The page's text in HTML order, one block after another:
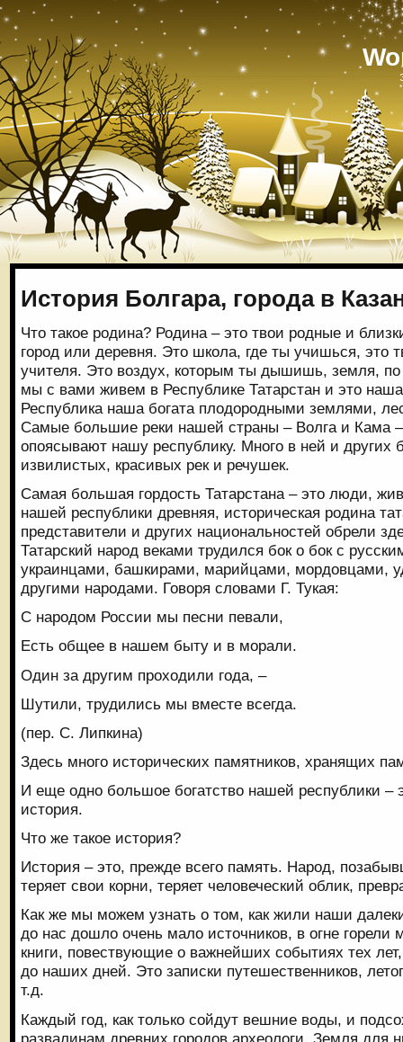
История Болгара, города в
Что такое родина? Родина – это твои родные и
город или деревня. Это школа, где ты учишься, это
учителя. Это воздух, которым ты дышишь, земля,
мы с вами живем в Республике Татарстан и это
Республика наша богата плодородными землями,
Самые большие реки нашей страны – Волга и Кама –
опоясывают нашу республику. Много в ней и
извилистых, красивых рек и речушек.
Самая большая гордость Татарстана – это люди,
нашей республики древняя, историческая родина
представители и других национальностей обрели
Татарский народ веками трудился бок о бок с
украинцами, башкирами, марийцами, мордовцами,
другими народами. Говоря словами Г. Тукая:
С народом России мы песни певали,
Есть общее в нашем быту и в морали.
Один за другим проходили года, –
Шутили, трудились мы вместе всегда.
(пер. С. Липкина)
Здесь много исторических памятников, хранящих
И еще одно большое богатство нашей республики –
история.
Что же такое история?
История – это, прежде всего память. Народ,
теряет свои корни, теряет человеческий облик,
Как же мы можем узнать о том, как жили наши
до нас дошло очень мало источников, в огне горели
книги, повествующие о важнейших событиях тех
до наших дней. Это записки путешественников,
т.д.
Каждый год, как только сойдут вешние воды, и
развалинам древних городов археологи. Земля для